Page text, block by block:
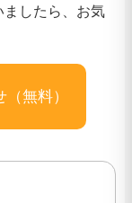
したら、お気
無料）